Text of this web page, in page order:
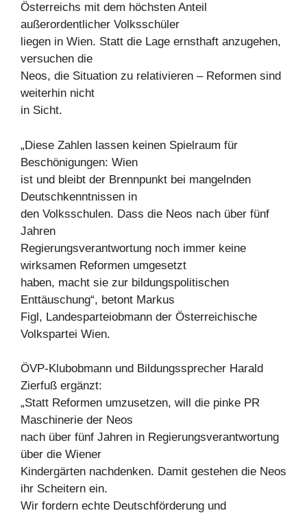
Österreichs mit dem höchsten Anteil
außerordentlicher Volksschüler
liegen in Wien. Statt die Lage ernsthaft anzugehen,
versuchen die
Neos, die Situation zu relativieren – Reformen sind
weiterhin nicht
in Sicht.
„Diese Zahlen lassen keinen Spielraum für
Beschönigungen: Wien
ist und bleibt der Brennpunkt bei mangelnden
Deutschkenntnissen in
den Volksschulen. Dass die Neos nach über fünf
Jahren
Regierungsverantwortung noch immer keine
wirksamen Reformen umgesetzt
haben, macht sie zur bildungspolitischen
Enttäuschung“, betont Markus
Figl, Landesparteiobmann der Österreichische
Volkspartei Wien.
ÖVP-Klubobmann und Bildungssprecher Harald
Zierfuß ergänzt:
„Statt Reformen umzusetzen, will die pinke PR
Maschinerie der Neos
nach über fünf Jahren in Regierungsverantwortung
über die Wiener
Kindergärten nachdenken. Damit gestehen die Neos
ihr Scheitern ein.
Wir fordern echte Deutschförderung und